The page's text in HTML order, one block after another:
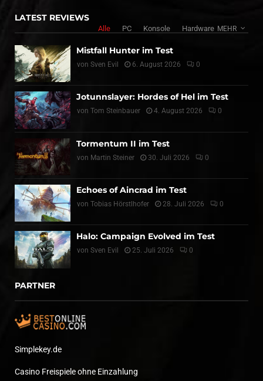
LATEST REVIEWS
Alle PC Konsole Hardware MEHR
Mistfall Hunter im Test
von Sven Evil 6. August 2026 0
Jotunnslayer: Hordes of Hel im Test
von Tom Steinbauer 4. August 2026 0
Tormentum II im Test
von Martin Steiner 30. Juli 2026 0
Echoes of Aincrad im Test
von Tobias Hörstlhofer 28. Juli 2026 0
Halo: Campaign Evolved im Test
von Sven Evil 25. Juli 2026 0
PARTNER
Simplekey.de
Casino Freispiele ohne Einzahlung